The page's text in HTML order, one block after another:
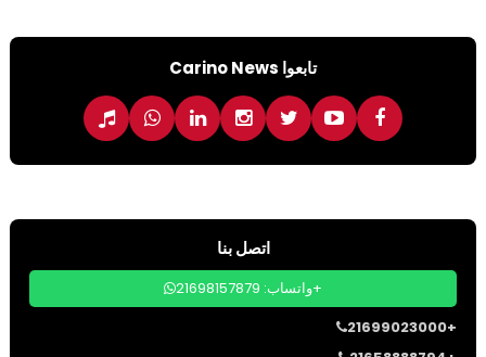
تابعوا Carino News
اتصل بنا
واتساب: 21698157879+
21699023000+